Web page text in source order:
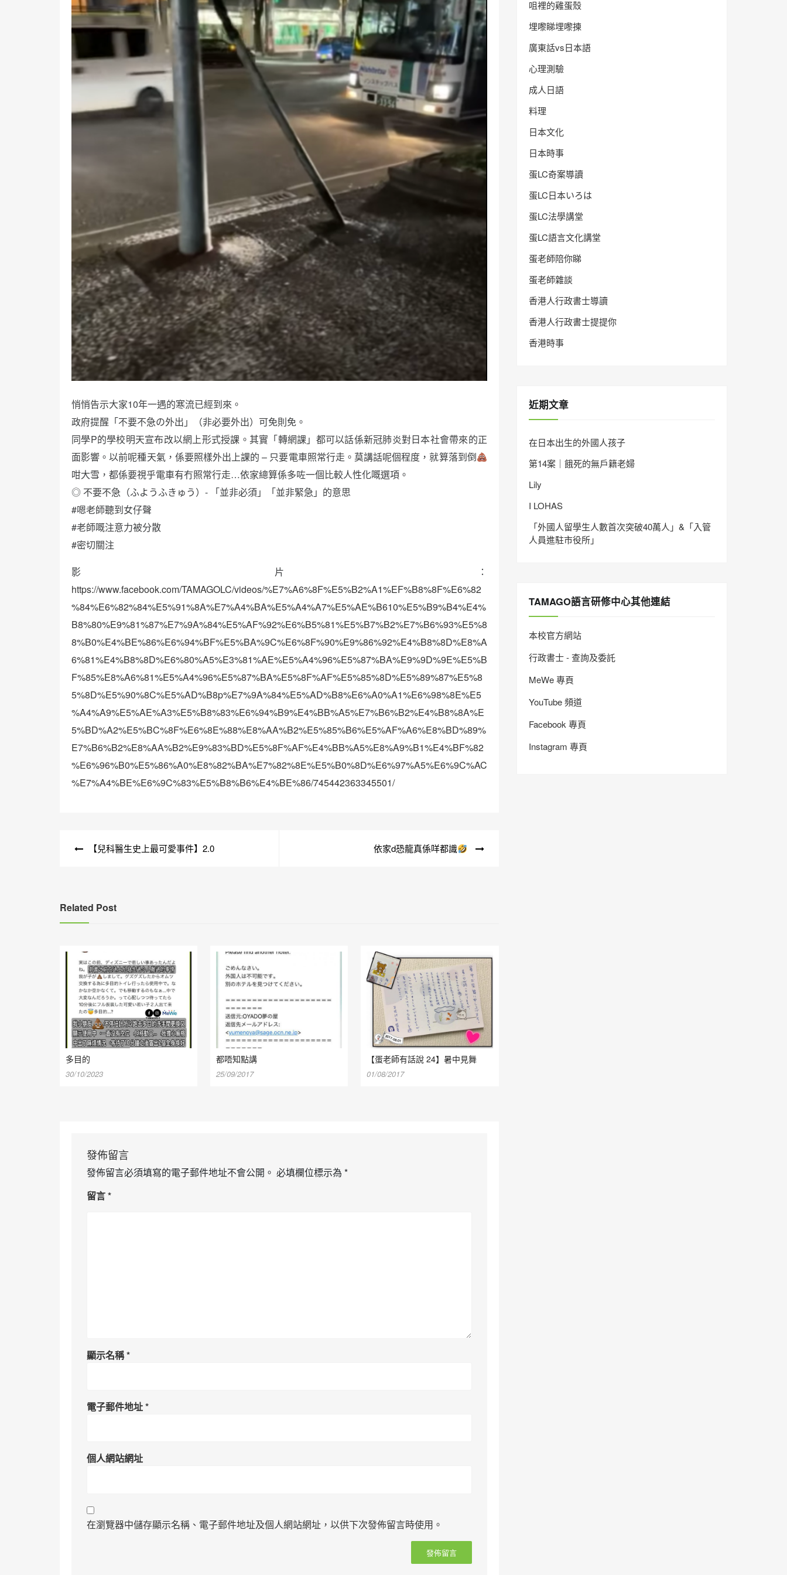
悄悄告示大家10年一遇的寒流已經到來。
政府提醒「不要不急の外出」（非必要外出）可免則免。
同學P的學校明天宣布改以網上形式授課。其實「轉網課」都可以話係新冠肺炎對日本社會帶來的正
面影響。以前呢種天氣，係要照樣外出上課的 – 只要電車照常行走。莫講話呢個程度，就算落到倒
咁大雪，都係要視乎電車有冇照常行走…依家總算係多咗一個比較人性化嘅選項。
◎ 不要不急（ふようふきゅう）- 「並非必須」「並非緊急」的意思
#嗯老師聽到女仔聲
#老師嘅注意力被分散
#密切關注
影片：
https://www.facebook.com/TAMAGOLC/videos/%E7%A6%8F%E5%B2%A1%EF%B8%8F%E6%82
%84%E6%82%84%E5%91%8A%E7%A4%BA%E5%A4%A7%E5%AE%B610%E5%B9%B4%E4%
B8%80%E9%81%87%E7%9A%84%E5%AF%92%E6%B5%81%E5%B7%B2%E7%B6%93%E5%8
8%B0%E4%BE%86%E6%94%BF%E5%BA%9C%E6%8F%90%E9%86%92%E4%B8%8D%E8%A
6%81%E4%B8%8D%E6%80%A5%E3%81%AE%E5%A4%96%E5%87%BA%E9%9D%9E%E5%B
F%85%E8%A6%81%E5%A4%96%E5%87%BA%E5%8F%AF%E5%85%8D%E5%89%87%E5%8
5%8D%E5%90%8C%E5%AD%B8p%E7%9A%84%E5%AD%B8%E6%A0%A1%E6%98%8E%E5
%A4%A9%E5%AE%A3%E5%B8%83%E6%94%B9%E4%BB%A5%E7%B6%B2%E4%B8%8A%E
5%BD%A2%E5%BC%8F%E6%8E%88%E8%AA%B2%E5%85%B6%E5%AF%A6%E8%BD%89%
E7%B6%B2%E8%AA%B2%E9%83%BD%E5%8F%AF%E4%BB%A5%E8%A9%B1%E4%BF%82
%E6%96%B0%E5%86%A0%E8%82%BA%E7%82%8E%E5%B0%8D%E6%97%A5%E6%9C%AC
%E7%A4%BE%E6%9C%83%E5%B8%B6%E4%BE%86/745442363345501/
【兒科醫生史上最可愛事件】2.0 依家d恐龍真係咩都識
Related Post
多目的
30/10/2023
都唔知點講
25/09/2017
【蛋老師有話說 24】暑中見舞
01/08/2017
發佈留言
發佈留言必須填寫的電子郵件地址不會公開。 必填欄位標示為 *
留言*
顯示名稱*
電子郵件地址*
個人網站網址
在瀏覽器中儲存顯示名稱、電子郵件地址及個人網站網址，以供下次發佈留言時使用。
咀裡的雞蛋殼
埋嚟睇埋嚟揀
廣東話vs日本語
心理測驗
成人日語
料理
日本文化
日本時事
蛋LC奇案導讀
蛋LC日本いろは
蛋LC法學講堂
蛋LC語言文化講堂
蛋老師陪你睇
蛋老師雜談
香港人行政書士導讀
香港人行政書士提提你
香港時事
近期文章
在日本出生的外國人孩子
第14案｜餓死的無戶籍老婦
Lily
I LOHAS
「外國人留學生人數首次突破40萬人」&「入管
人員進駐市役所」
TAMAGO語言研修中心其他連結
本校官方網站
行政書士 - 查詢及委託
MeWe 專頁
YouTube 頻道
Facebook 專頁
Instagram 專頁